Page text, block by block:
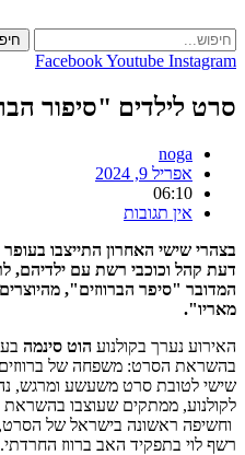
to
content
FacebookYoutube Instagram
סרט לילדים "סיפור
noga
אפריל 9, 2024
06:10
אין תגובות
בצהרי שישי האחרון התייצבו
דעת קהל וכוכבי רשת עם ילדיהם,
המדובר "סיפר הברווזים",
מאריו".
האירוע נערך בקולנוע הוט סינמה
בהשראת הסרט: משפחה של
שישי לטובת סרט משעשע ומרגש,
לקולנוע, ממתקים שעוצבו בהשראת
וחשיפה ראשונה בישראל של
רשף לוי בתפקיד האב ברווז החרדתי.